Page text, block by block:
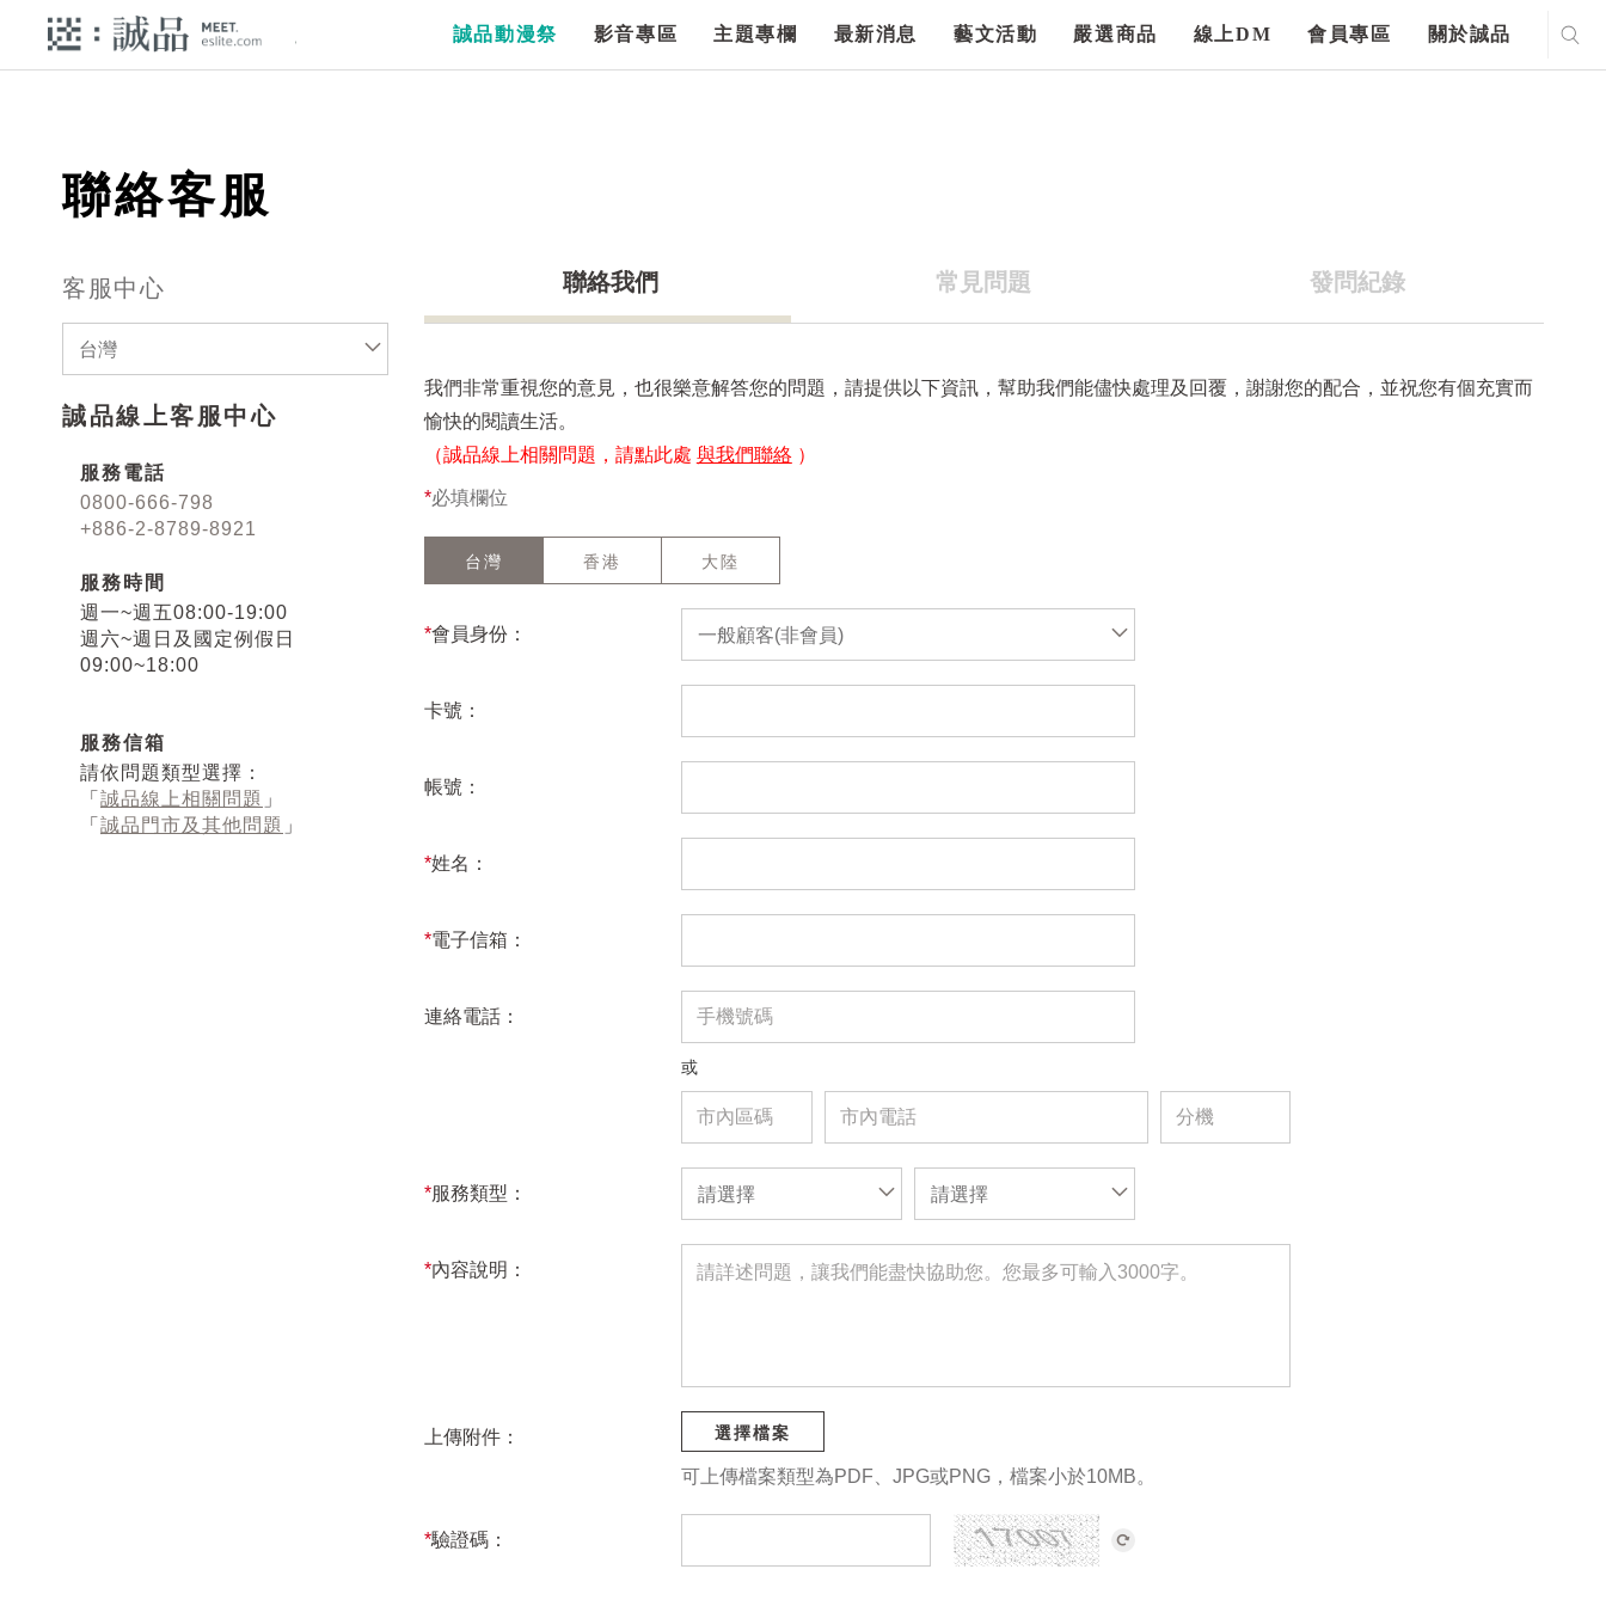
誠品動漫祭 影音專區 主題專欄 最新消息 藝文活動 嚴選商品 線上DM 會員專區 關於誠品
聯絡客服
客服中心
台灣
誠品線上客服中心
服務電話
0800-666-798
+886-2-8789-8921
服務時間
週一~週五08:00-19:00
週六~週日及國定例假日
09:00~18:00
服務信箱
請依問題類型選擇：
「 誠品線上相關問題 」
「 誠品門市及其他問題 」
聯絡我們 常見問題 發問紀錄
我們非常重視您的意見，也很樂意解答您的問題，請提供以下資訊，幫助我們能儘快處理及回覆，謝謝您的配合，並祝您有個充實而
愉快的閱讀生活。
（誠品線上相關問題，請點此處 與我們聯絡 ）
*必填欄位
台灣 香港 大陸
*會員身份： 一般顧客(非會員)
卡號：
帳號：
*姓名：
*電子信箱：
連絡電話：
或
*服務類型： 請選擇 請選擇
*內容說明：
上傳附件： 選擇檔案
可上傳檔案類型為PDF、JPG或PNG，檔案小於10MB。
*驗證碼：